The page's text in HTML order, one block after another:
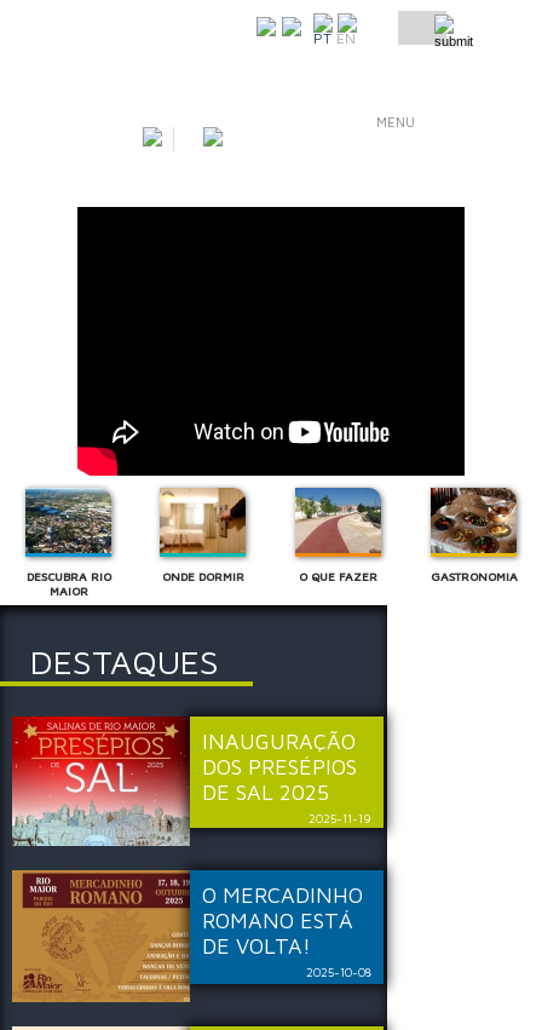
PT EN
MENU
DESCUBRA RIO
MAIOR
ONDE DORMIR O QUE FAZER GASTRONOMIA
DESTAQUES
INAUGURAÇÃO
DOS PRESÉPIOS
DE SAL 2025
2025-11-19
O MERCADINHO
ROMANO ESTÁ
DE VOLTA!
2025-10-08